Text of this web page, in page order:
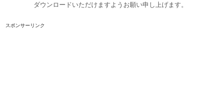
ダウンロードいただけますようお願い申し上げます。
スポンサーリンク